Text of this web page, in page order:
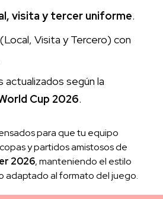
visita y tercer uniforme.
(Local, Visita y Tercero) con
según la
Cup 2026.
para que tu equipo
y partidos amistosos de
2026, manteniendo el estilo
adaptado al formato del juego.